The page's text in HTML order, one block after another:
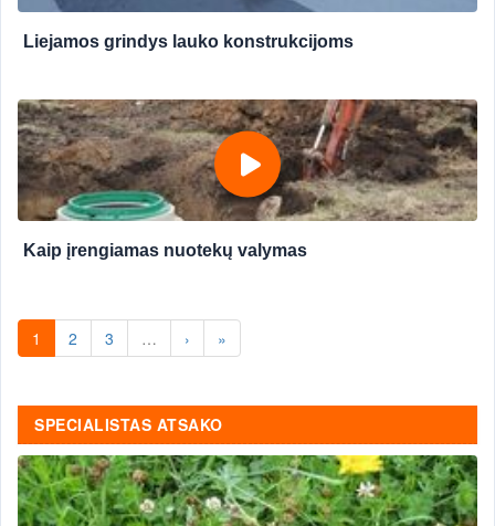
Liejamos grindys lauko konstrukcijoms
Kaip įrengiamas nuotekų valymas
1 2 3 … › »
SPECIALISTAS ATSAKO